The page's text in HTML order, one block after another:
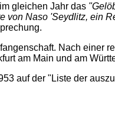
gleichen Jahr das
von Naso 'Seydlitz, ein
Nach einer
am Main und am
auf der "Liste der